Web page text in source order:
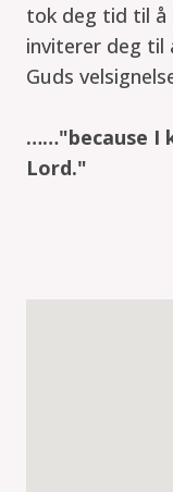
tok deg tid til å
inviterer deg til
Guds
……"because I
Lord."